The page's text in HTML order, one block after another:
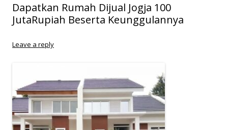
Dapatkan Rumah Dijual Jogja 100
JutaRupiah Beserta Keunggulannya
Leave a reply